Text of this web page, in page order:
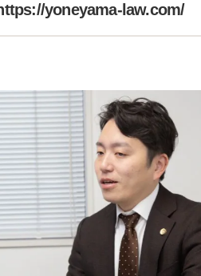
yoneyama-law.com/